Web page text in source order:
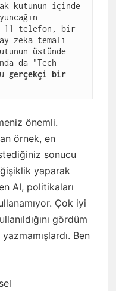
kutunun içinde
11 telefon, bir
zeka temalı
üstünde
da "Tech
gerçekçi bir
önemli.
örnek, en
sonucu
yaparak
AI, politikaları
Çok iyi
gördüm
Ben